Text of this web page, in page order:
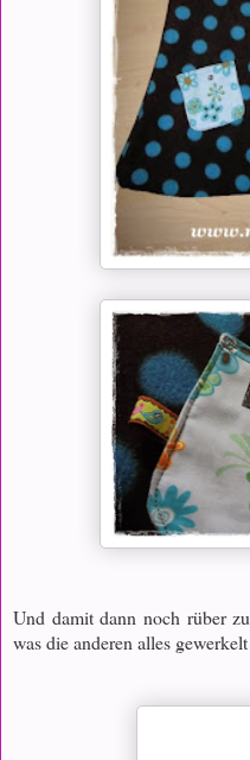
Und damit dann noch rüber
was die anderen alles